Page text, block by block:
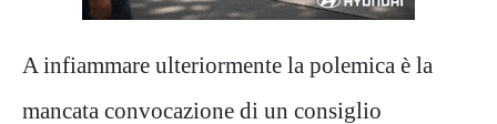
A infiammare ulteriormente la polemica è la
mancata convocazione di un consiglio